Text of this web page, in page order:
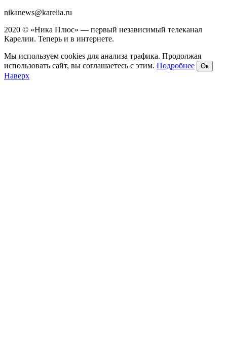
nikanews@karelia.ru
2020 © «Ника Плюс» — первый независимый телеканал
Карелии. Теперь и в интернете.
Мы используем cookies для анализа трафика. Продолжая
использовать сайт, вы соглашаетесь с этим. Подробнее Ок
Наверх